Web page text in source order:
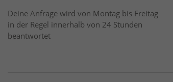
Deine Anfrage wird von Montag bis Freitag
in der Regel innerhalb von 24 Stunden
beantwortet